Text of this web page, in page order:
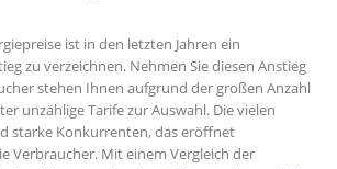
ist in den letzten Jahren ein
zu verzeichnen. Nehmen Sie diesen Anstieg
stehen Ihnen aufgrund der großen Anzahl
unzählige Tarife zur Auswahl. Die vielen
starke Konkurrenten, das eröffnet
Verbraucher. Mit einem Vergleich der